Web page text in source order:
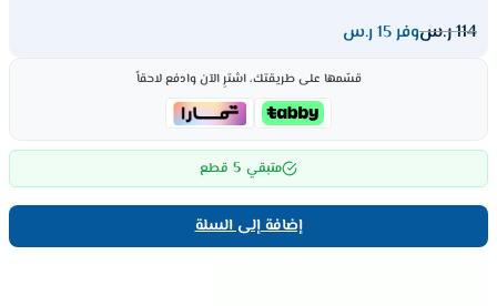
114ر.سوفر 15 ر.س
قسّمها على طريقتك، اشترِ الآن وادفع لاحقاً
متبقي 5 قطع
إضافة إلى السلة